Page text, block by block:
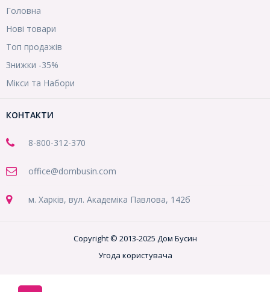
Головна
Нові товари
Топ продажів
Знижки -35%
Мікси та Набори
КОНТАКТИ
8-800-312-370
office@dombusin.com
м. Харків, вул. Академіка Павлова, 142б
Copyright © 2013-2025 Дом Бусин
Угода користувача